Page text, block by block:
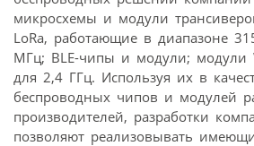
микросхемы и модули
LoRa, работающие в диапазоне
МГц; BLE-чипы и модули; модули
для 2,4 ГГц. Используя их в
беспроводных чипов и модулей
производителей, разработки
позволяют реализовывать